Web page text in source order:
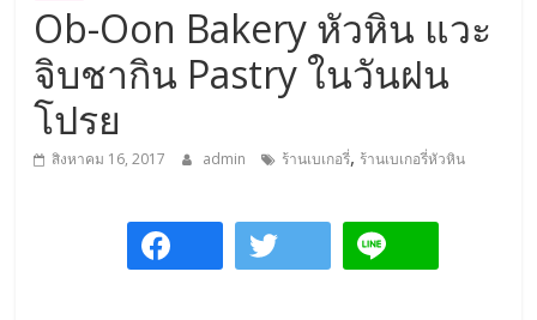
รีวิว
การ
เดิน
ทาง
สถาน
Ob-Oon Bakery หัวหิน แวะ
จิบชากิน Pastry ในวันฝน
โปรย
สิงหาคม 16, 2017 admin ร้านเบเกอรี่, ร้านเบเกอรี่หัวหิน